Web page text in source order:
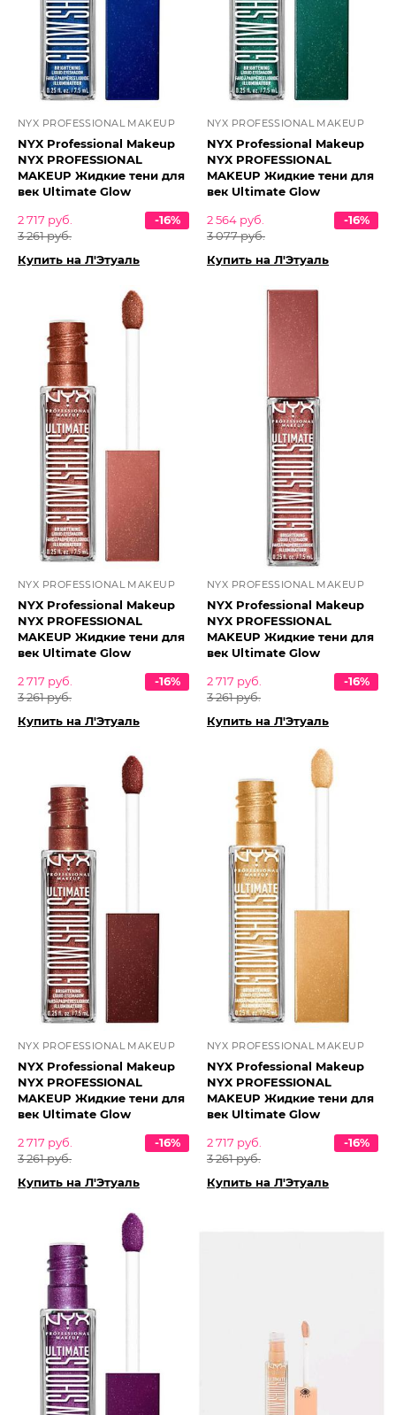
NYX PROFESSIONAL MAKEUP
NYX Professional Makeup
NYX PROFESSIONAL
MAKEUP Жидкие тени для
век Ultimate Glow
2 717 руб.
3 261 руб.
-16%
Купить на Л'Этуаль
NYX PROFESSIONAL MAKEUP
NYX Professional Makeup
NYX PROFESSIONAL
MAKEUP Жидкие тени для
век Ultimate Glow
2 564 руб.
3 077 руб.
-16%
Купить на Л'Этуаль
NYX PROFESSIONAL MAKEUP
NYX Professional Makeup
NYX PROFESSIONAL
MAKEUP Жидкие тени для
век Ultimate Glow
2 717 руб.
3 261 руб.
-16%
Купить на Л'Этуаль
NYX PROFESSIONAL MAKEUP
NYX Professional Makeup
NYX PROFESSIONAL
MAKEUP Жидкие тени для
век Ultimate Glow
2 717 руб.
3 261 руб.
-16%
Купить на Л'Этуаль
NYX PROFESSIONAL MAKEUP
NYX Professional Makeup
NYX PROFESSIONAL
MAKEUP Жидкие тени для
век Ultimate Glow
2 717 руб.
3 261 руб.
-16%
Купить на Л'Этуаль
NYX PROFESSIONAL MAKEUP
NYX Professional Makeup
NYX PROFESSIONAL
MAKEUP Жидкие тени для
век Ultimate Glow
2 717 руб.
3 261 руб.
-16%
Купить на Л'Этуаль